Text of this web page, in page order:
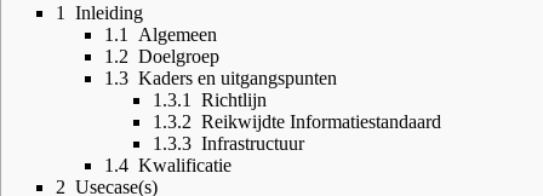
1
Inleiding
1.1
Algemeen
1.2 Doelgroep
1.3 Kaders en uitgangspunten
1.3.1
Richtlijn
1.3.2 Reikwijdte Informatiestandaard
1.3.3 Infrastructuur
1.4 Kwalificatie
2 Usecase(s)